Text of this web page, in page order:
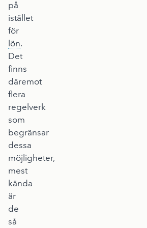
på
istället
för
lön.
Det
finns
däremot
flera
regelverk
som
begränsar
dessa
möjligheter,
mest
kända
är
de
så